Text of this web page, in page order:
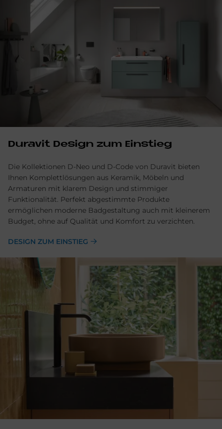
Du­ra­vit De­sign zum Ein­stieg
Die Kollektionen D-Neo und D-Code von Duravit bieten
Ihnen Komplettlösungen aus Keramik, Möbeln und
Armaturen mit klarem Design und stimmiger
Funktionalität. Perfekt abgestimmte Produkte
ermöglichen moderne Badgestaltung auch mit kleinerem
Budget, ohne auf Qualität und Komfort zu verzichten.
DESIGN ZUM EINSTIEG